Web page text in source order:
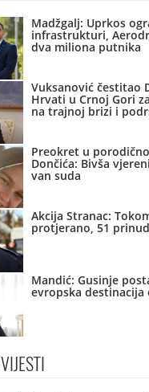
Madžgalj: Uprkos
infrastrukturi,
dva miliona putnika
Vuksanović čestitao
Hrvati u Crnoj Gori
na trajnoj brizi i
Preokret u
Dončića: Bivša
van suda
Akcija Stranac:
protjerano, 51
Mandić: Gusinje
evropska destinacija
VIJESTI